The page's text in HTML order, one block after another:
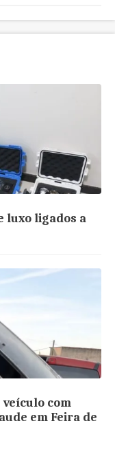
luxo ligados a
veículo com
em Feira de